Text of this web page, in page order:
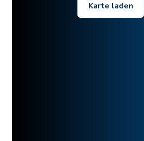
Karte laden